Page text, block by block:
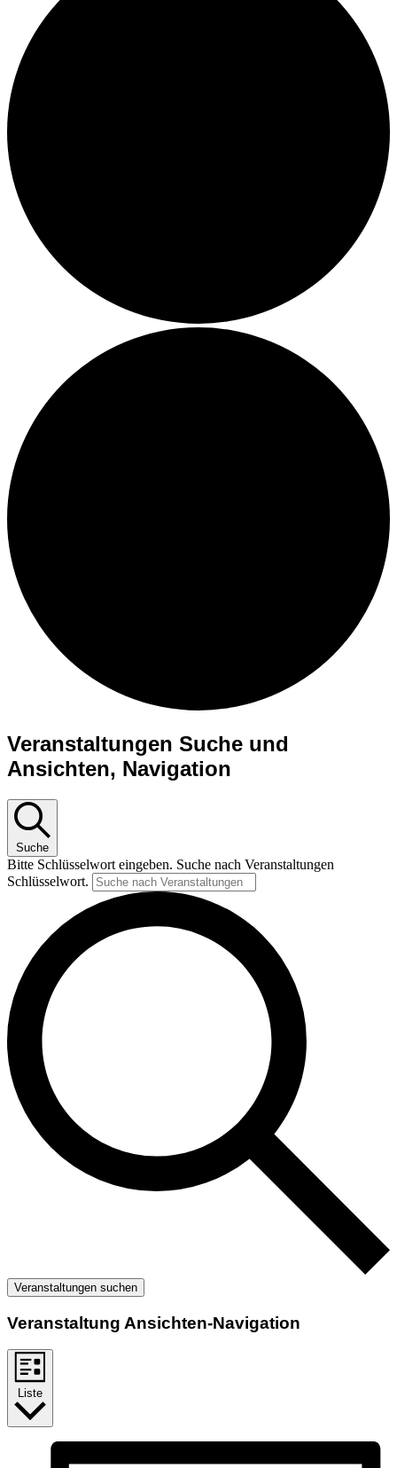
Veranstaltungen
Veranstaltungen Suche und
Ansichten, Navigation
Suche
Bitte Schlüsselwort eingeben. Suche nach Veranstaltungen
Schlüsselwort.
Veranstaltungen suchen
Veranstaltung Ansichten-Navigation
Liste